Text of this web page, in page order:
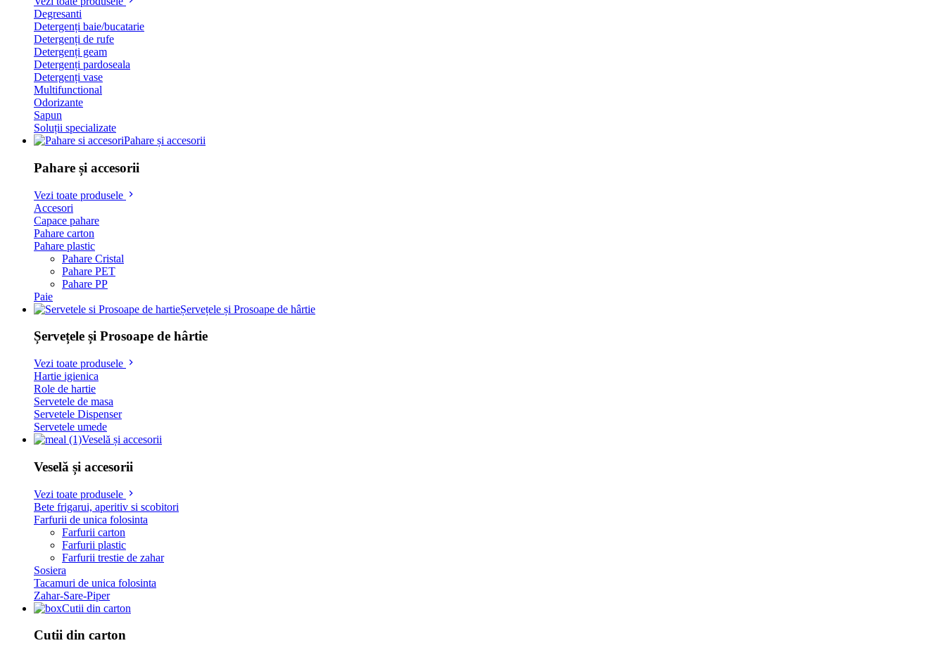
Degresanti
Detergenți baie/bucatarie
Detergenți de rufe
Detergenți geam
Detergenți pardoseala
Detergenți vase
Multifunctional
Odorizante
Sapun
Soluții specializate
Pahare și accesorii
Pahare și accesorii
Vezi toate produsele
Accesori
Capace pahare
Pahare carton
Pahare plastic
Pahare Cristal
Pahare PET
Pahare PP
Paie
Șervețele și Prosoape de hârtie
Șervețele și Prosoape de hârtie
Vezi toate produsele
Hartie igienica
Role de hartie
Servetele de masa
Servetele Dispenser
Servetele umede
Veselă și accesorii
Veselă și accesorii
Vezi toate produsele
Bete frigarui, aperitiv si scobitori
Farfurii de unica folosinta
Farfurii carton
Farfurii plastic
Farfurii trestie de zahar
Sosiera
Tacamuri de unica folosinta
Zahar-Sare-Piper
Cutii din carton
Cutii din carton